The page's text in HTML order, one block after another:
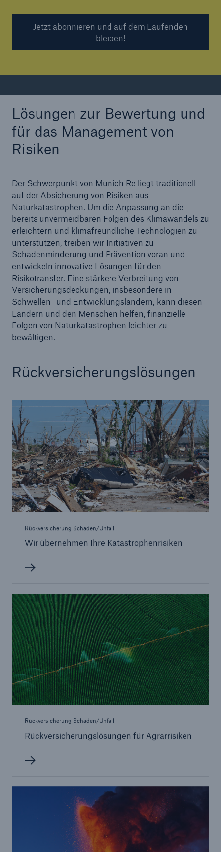
Jetzt abonnieren und auf dem Laufenden
bleiben!
Lösungen zur Bewertung und
für das Management von
Risiken
Der Schwerpunkt von Munich Re liegt traditionell
auf der Absicherung von Risiken aus
Naturkatastrophen. Um die Anpassung an die
bereits unvermeidbaren Folgen des Klimawandels zu
erleichtern und klimafreundliche Technologien zu
unterstützen, treiben wir Initiativen zu
Schadenminderung und Prävention voran und
entwickeln innovative Lösungen für den
Risikotransfer. Eine stärkere Verbreitung von
Versicherungsdeckungen, insbesondere in
Schwellen- und Entwicklungsländern, kann diesen
Ländern und den Menschen helfen, finanzielle
Folgen von Naturkatastrophen leichter zu
bewältigen.
Rückversicherungslösungen
Rückversicherung Schaden/Unfall
Wir übernehmen Ihre Katastrophenrisiken
Rückversicherung Schaden/Unfall
Rückversicherungslösungen für Agrarrisiken